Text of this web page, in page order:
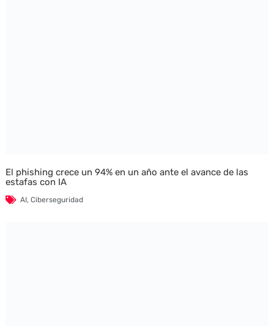
El phishing crece un 94% en un año ante el avance de las
estafas con IA
AI, Ciberseguridad